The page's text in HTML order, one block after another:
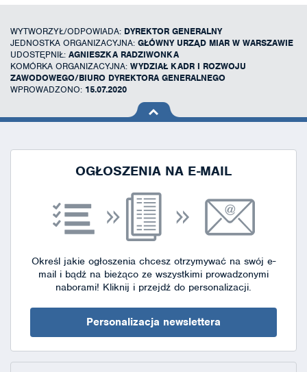
WYTWORZYŁ/ODPOWIADA: DYREKTOR GENERALNY
JEDNOSTKA ORGANIZACYJNA: GŁÓWNY URZĄD MIAR W WARSZAWIE
UDOSTĘPNIŁ: AGNIESZKA RADZIWONKA
KOMÓRKA ORGANIZACYJNA: WYDZIAŁ KADR I ROZWOJU
ZAWODOWEGO/BIURO DYREKTORA GENERALNEGO
WPROWADZONO: 15.07.2020
na górę
OGŁOSZENIA NA E-MAIL
Określ jakie ogłoszenia chcesz otrzymywać na swój e-
mail i bądź na bieżąco ze wszystkimi prowadzonymi
naborami! Kliknij i przejdź do personalizacji.
Personalizacja newslettera